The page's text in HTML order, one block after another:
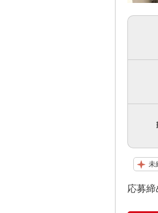
未
応募締